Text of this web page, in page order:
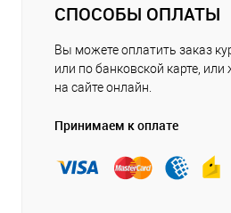
СПОСОБЫ ОПЛАТЫ
Вы можете оплатить заказ
или по банковской карте,
на сайте онлайн.
Принимаем к оплате